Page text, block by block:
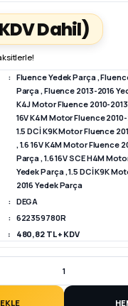
Megane E-
Dahil)
Fluence Yedek Parça,
Parça,Fluence 2013-2016
K4J Motor Fluence 2010-
16V K4M Motor Fluence
1.5 DCİ K9K Motor Fluence
,1.6 16V K4M Motor Fluence
Parça,1.6 16V SCE H4M
Yedek Parça,1.5 DCİ K9K
2016 Yedek Parça
DEGA
622359780R
480,82 TL + KDV